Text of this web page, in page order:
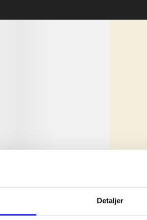
Detaljer
sit amet ...
sit amet ...